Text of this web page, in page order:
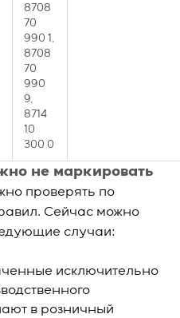
8708
70
990 1,
8708
70
990
9,
8714
10
300 0
не маркировать
проверять по
Сейчас можно
случаи:
исключительно
в розничный